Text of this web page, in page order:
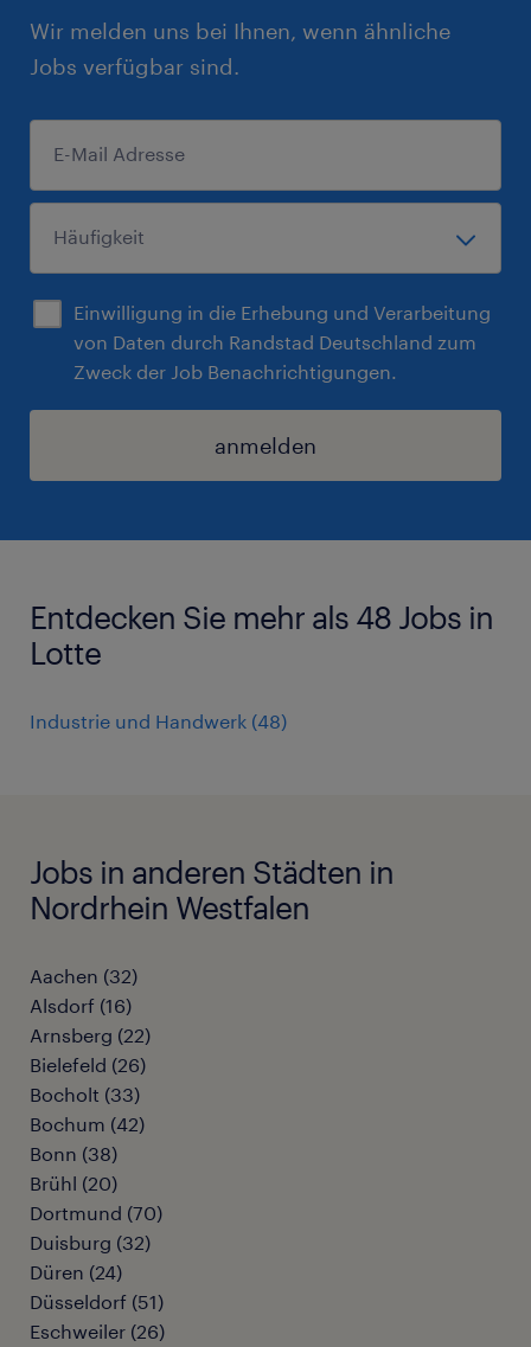
Wir melden uns bei Ihnen, wenn ähnliche
Jobs verfügbar sind.
Einwilligung in die Erhebung und Verarbeitung
von Daten durch Randstad Deutschland zum
Zweck der Job Benachrichtigungen.
anmelden
Entdecken Sie mehr als 48 Jobs in
Lotte
Industrie und Handwerk (48)
Jobs in anderen Städten in
Nordrhein Westfalen
Aachen (32)
Alsdorf (16)
Arnsberg (22)
Bielefeld (26)
Bocholt (33)
Bochum (42)
Bonn (38)
Brühl (20)
Dortmund (70)
Duisburg (32)
Düren (24)
Düsseldorf (51)
Eschweiler (26)